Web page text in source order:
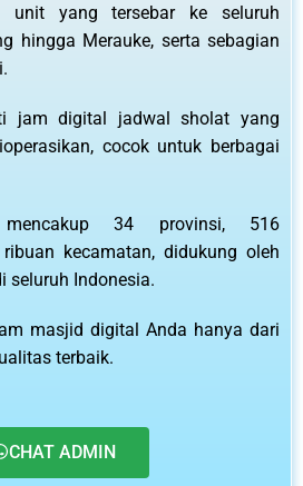
unit yang tersebar ke seluruh
hingga Merauke, serta sebagian
jam digital jadwal sholat yang
cocok untuk berbagai
34 provinsi, 516
kecamatan, didukung oleh
seluruh Indonesia.
masjid digital Anda hanya dari
terbaik.
CHAT ADMIN